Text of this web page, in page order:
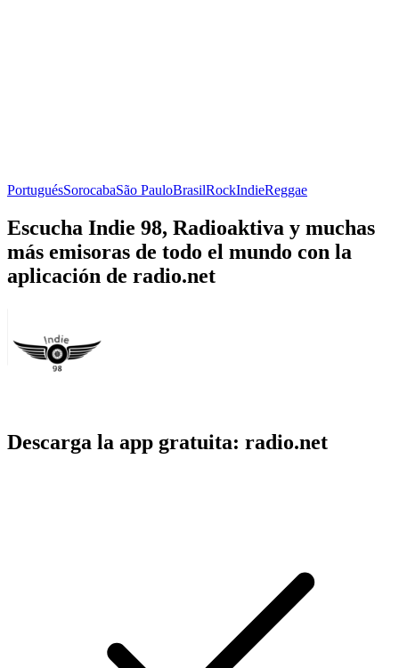
PortuguésSorocabaSão PauloBrasilRockIndieReggae
Escucha Indie 98, Radioaktiva y muchas
más emisoras de todo el mundo con la
aplicación de radio.net
Descarga la app gratuita: radio.net